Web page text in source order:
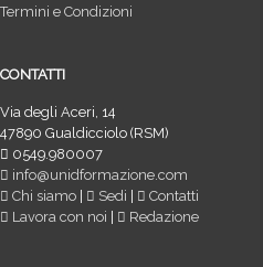
Termini e Condizioni
CONTATTI
Via degli Aceri, 14
47890 Gualdicciolo (RSM)
0549.980007
info@unidformazione.com
Chi siamo
Sedi
Contatti
Lavora con noi
Redazione